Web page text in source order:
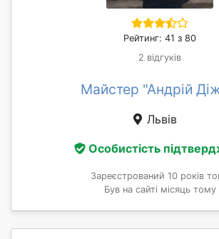
Рейтинг: 41 з 80
2 відгуків
Майстер "Андрій
Львів
Особистість
Зареєстрований 10 років
Був на сайті місяць тому